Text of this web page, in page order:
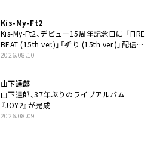
Kis-My-Ft2
Kis-My-Ft2、デビュー15周年記念日に 「FIRE
BEAT (15th ver.)」「祈り (15th ver.)」配信ス
タート
2026.08.10
山下達郎
山下達郎、37年ぶりのライブアルバム
『JOY2』が完成
2026.08.09